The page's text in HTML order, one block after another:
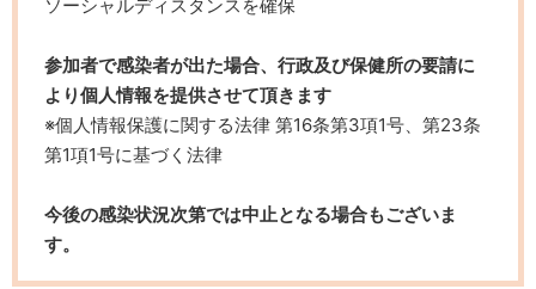
ソーシャルディスタンスを確保
参加者で感染者が出た場合、行政及び保健所の要請に
より個人情報を提供させて頂きます
※個人情報保護に関する法律 第16条第3項1号、第23条
第1項1号に基づく法律
今後の感染状況次第では中止となる場合もございま
す。